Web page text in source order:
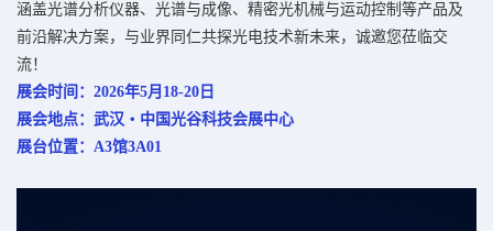
涵盖光谱分析仪器、光谱与成像、精密光机械与运动控制等产品及
前沿解决方案，与业界同仁共探光电技术新未来，诚邀您莅临交
流！
展会时间：2026年5月18-20日
展会地点：武汉・中国光谷科技会展中心
展台位置：A3馆3A01